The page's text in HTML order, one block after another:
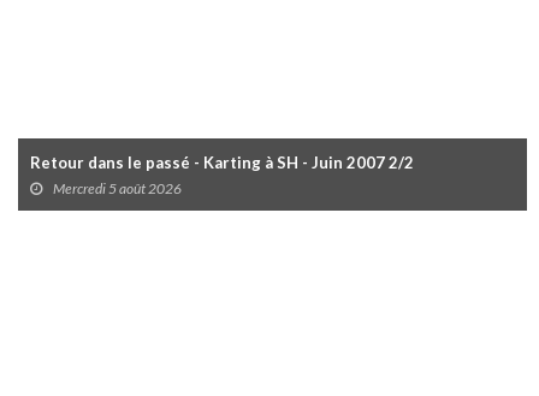
Retour dans le passé - Karting à SH - Juin 2007 2/2
Mercredi 5 août 2026